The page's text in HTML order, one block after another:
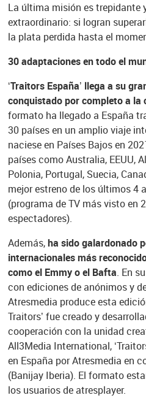
La última misión es trepidante
extraordinario: si logran
la plata perdida hasta el
30 adaptaciones en todo el
‘Traitors España’ llega a su
conquistado por completo a la
formato ha llegado a España
30 países en un amplio viaje
naciese en Países Bajos en
países como Australia, EEUU,
Polonia, Portugal, Suecia,
mejor estreno de los últimos 4
(programa de TV más visto en
espectadores).
Además,ha sido galardonado
internacionales más
como el Emmy o el Bafta. En
con ediciones de anónimos y
Atresmedia produce esta
Traitors’ fue creado y
cooperación con la unidad
All3Media International,
en España por Atresmedia en
(Banijay Iberia). El formato
los usuarios de atresplayer.